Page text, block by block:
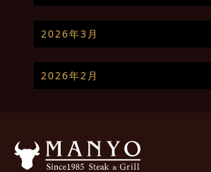
2026年3月
2026年2月